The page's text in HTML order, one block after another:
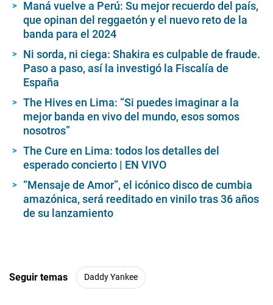
m
e
s
n
d
Maná vuelve a Perú: Su mejor recuerdo del país,
que opinan del reggaetón y el nuevo reto de la
banda para el 2024
Ni sorda, ni ciega: Shakira es culpable de fraude.
Paso a paso, así la investigó la Fiscalía de
España
The Hives en Lima: “Si puedes imaginar a la
mejor banda en vivo del mundo, esos somos
nosotros”
The Cure en Lima: todos los detalles del
esperado concierto | EN VIVO
“Mensaje de Amor”, el icónico disco de cumbia
amazónica, será reeditado en vinilo tras 36 años
de su lanzamiento
Seguir temas Daddy Yankee